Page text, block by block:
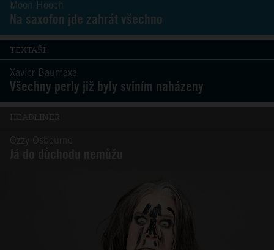
Moon Hooch
Na saxofon jde zahrát všechno
TEXTAŘI
Xavier Baumaxa
Všechny perly již byly sviním naházeny